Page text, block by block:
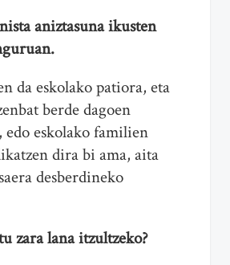
aniztasuna ikusten
da eskolako patiora, eta
berde dagoen
edo eskolako familien
dira bi ama, aita
desberdineko
zara lana itzultzeko?